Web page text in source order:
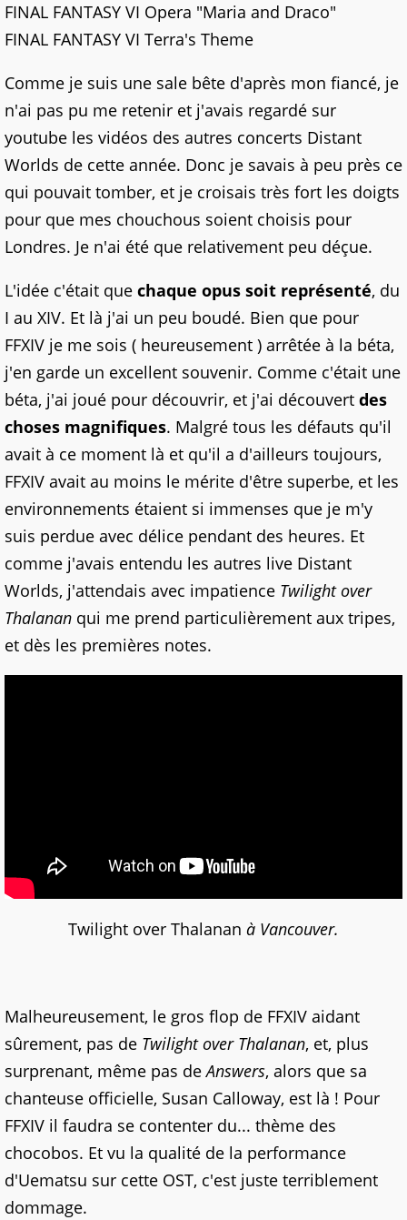
FINAL FANTASY VI Opera "Maria and Draco"
FINAL FANTASY VI Terra's Theme
Comme je suis une sale bête d'après mon fiancé, je
n'ai pas pu me retenir et j'avais regardé sur
youtube les vidéos des autres concerts Distant
Worlds de cette année. Donc je savais à peu près ce
qui pouvait tomber, et je croisais très fort les doigts
pour que mes chouchous soient choisis pour
Londres. Je n'ai été que relativement peu déçue.
L'idée c'était que chaque opus soit représenté, du
I au XIV. Et là j'ai un peu boudé. Bien que pour
FFXIV je me sois ( heureusement ) arrêtée à la béta,
j'en garde un excellent souvenir. Comme c'était une
béta, j'ai joué pour découvrir, et j'ai découvert des
choses magnifiques. Malgré tous les défauts qu'il
avait à ce moment là et qu'il a d'ailleurs toujours,
FFXIV avait au moins le mérite d'être superbe, et les
environnements étaient si immenses que je m'y
suis perdue avec délice pendant des heures. Et
comme j'avais entendu les autres live Distant
Worlds, j'attendais avec impatience Twilight over
Thalanan qui me prend particulièrement aux tripes,
et dès les premières notes.
Twilight over Thalanan à Vancouver.
Malheureusement, le gros flop de FFXIV aidant
sûrement, pas de Twilight over Thalanan, et, plus
surprenant, même pas deAnswers, alors que sa
chanteuse officielle, Susan Calloway, est là ! Pour
FFXIV il faudra se contenter du... thème des
chocobos. Et vu la qualité de la performance
d'Uematsu sur cette OST, c'est juste terriblement
dommage.